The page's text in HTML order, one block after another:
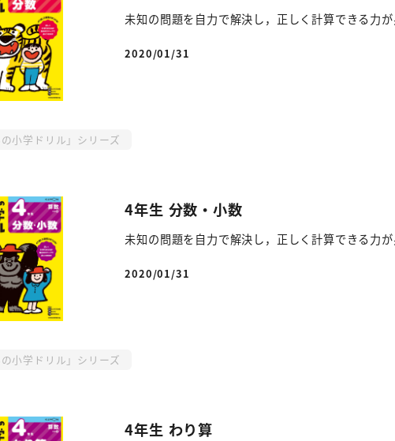
未知の問題を自力で解決し，正しく計算できる力
投稿日
2020/01/31
の小学ドリル」シリーズ
4年生 分数・小数
未知の問題を自力で解決し，正しく計算できる力
投稿日
2020/01/31
の小学ドリル」シリーズ
4年生 わり算